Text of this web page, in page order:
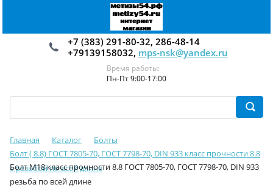
+7 (383) 291-80-32, 286-48-14
+79139158032, mps-nsk@yandex.ru
Время работы:
Пн-Пт 9:00-17:00
Главная Каталог
Болты
Болт ( 8.8) ГОСТ 7805-70, ГОСТ 7798-70, DIN 933 класс прочности 8.8
с резьбой по всей длине
Болт М18 класс прочности 8.8 ГОСТ 7805-70, ГОСТ 7798-70, DIN 933
резьба по всей длине